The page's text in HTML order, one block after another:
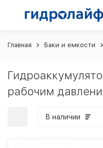
Главная Баки и емкости
рабочим
В наличии